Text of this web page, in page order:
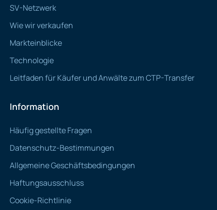
SV-Netzwerk
Wie wir verkaufen
Markteinblicke
Technologie
Leitfaden für Käufer und Anwälte zum CTP-Transfer
Information
Häufig gestellte Fragen
Datenschutz-Bestimmungen
Allgemeine Geschäftsbedingungen
Haftungsausschluss
Cookie-Richtlinie